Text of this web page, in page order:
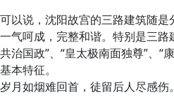
可以说，沈阳故宫的三路建筑随
一气呵成，完整和谐。特别是三路
共治国政”、“皇太极南面独尊”、“
基本特征。
岁月如烟难回首，徒留后人尽感